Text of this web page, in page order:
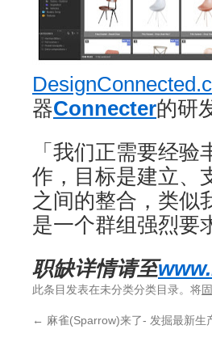
器Connecter的研
「我们正需要经
作，目标是建立、
之间的整合，类似
是一个群组强烈要
职缺详情请至
此条目发表在未分类分类目录。将
← 麻雀(Sparrow)来了- 发掘最新生